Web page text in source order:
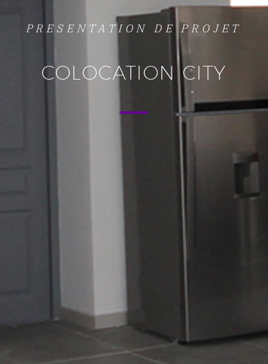
PRESENTATION DE PROJET
COLOCATION CITY